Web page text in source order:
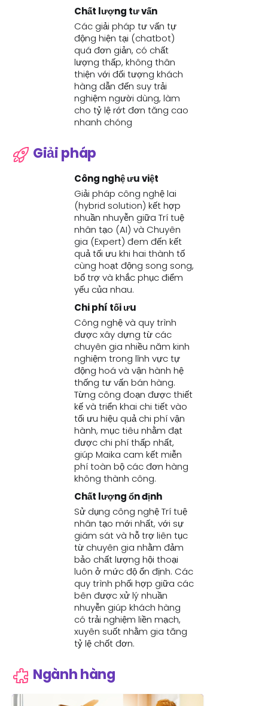
Chất lượng tư vấn
Các giải pháp tư vấn tự
động hiện tại (chatbot)
quá đơn giản, có chất
lượng thấp, không thân
thiện với đối tượng khách
hàng dẫn đến suy trải
nghiệm người dùng, làm
cho tỷ lệ rớt đơn tăng cao
nhanh chóng
Giải pháp
Công nghệ ưu việt
Giải pháp công nghệ lai
(hybrid solution) kết hợp
nhuần nhuyễn giữa Trí tuệ
nhân tạo (AI) và Chuyên
gia (Expert) đem đến kết
quả tối ưu khi hai thành tố
cùng hoạt động song song,
bổ trợ và khắc phục điểm
yếu của nhau.
Chi phí tối ưu
Công nghệ và quy trình
được xây dựng từ các
chuyên gia nhiều năm kinh
nghiệm trong lĩnh vực tự
động hoá và vận hành hệ
thống tư vấn bán hàng.
Từng công đoạn được thiết
kế và triển khai chi tiết vào
tối ưu hiệu quả chi phí vận
hành, mục tiêu nhằm đạt
được chi phí thấp nhất,
giúp Maika cam kết miễn
phí toàn bộ các đơn hàng
không thành công.
Chất lượng ổn định
Sử dụng công nghệ Trí tuệ
nhân tạo mới nhất, với sự
giám sát và hỗ trợ liên tục
từ chuyên gia nhằm đảm
bảo chất lượng hội thoại
luôn ở mức độ ổn định. Các
quy trình phối hợp giữa các
bên được xử lý nhuần
nhuyễn giúp khách hàng
có trải nghiệm liền mạch,
xuyên suốt nhằm gia tăng
tỷ lệ chốt đơn.
Ngành hàng